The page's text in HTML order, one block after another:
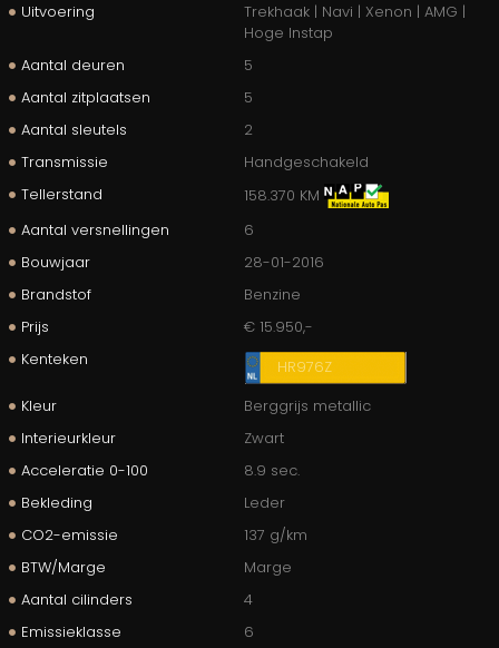
Uitvoering
Trekhaak | Navi | Xenon | AMG |
Hoge Instap
Aantal deuren
5
Aantal zitplaatsen
5
Aantal sleutels
2
Transmissie
Handgeschakeld
Tellerstand
158.370 KM
Aantal versnellingen
6
Bouwjaar
28-01-2016
Brandstof
Benzine
Prijs
€ 15.950,-
Kenteken
HR976Z
Kleur
Berggrijs metallic
Interieurkleur
Zwart
Acceleratie 0-100
8.9 sec.
Bekleding
Leder
CO2-emissie
137 g/km
BTW/Marge
Marge
Aantal cilinders
4
Emissieklasse
6